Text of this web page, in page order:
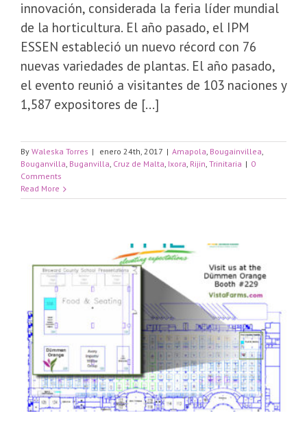
innovación, considerada la feria líder mundial
de la horticultura. El año pasado, el IPM
ESSEN estableció un nuevo récord con 76
nuevas variedades de plantas. El año pasado,
el evento reunió a visitantes de 103 naciones y
1,587 expositores de [...]
By Waleska Torres | enero 24th, 2017 | Amapola Bougainvillea
Bouganvilla Buganvilla Cruz de Malta Ixora Rijin Trinitaria | 0
Comments
Read More